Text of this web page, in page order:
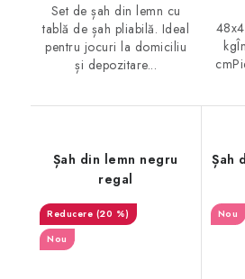
Set de șah din lemn cu
tablă de șah pliabilă. Ideal
pentru jocuri la domiciliu
și depozitare...
Șah din lemn negru
regal
(20 %)
Nou
Șah
Nou